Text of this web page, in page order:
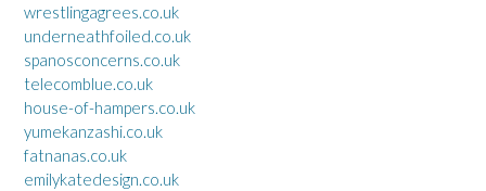
wrestlingagrees.co.uk
underneathfoiled.co.uk
spanosconcerns.co.uk
telecomblue.co.uk
house-of-hampers.co.uk
yumekanzashi.co.uk
fatnanas.co.uk
emilykatedesign.co.uk